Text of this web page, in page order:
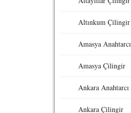
Altınkum Çilingir
Amasya Anahtarcı
Amasya Çilingir
Ankara Anahtarcı
Ankara Çilingir